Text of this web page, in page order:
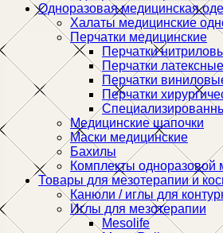
Одноразовая медицинская
Халаты медицинские
Перчатки медицинские
Перчатки
Перчатки латексные
Перчатки
Перчатки
Медицинские шапочки
Маски медицинские
Бахилы
Комплекты
Товары для мезотерапии и
Канюли / иглы для
Иглы для мезотерапии
Mesolife